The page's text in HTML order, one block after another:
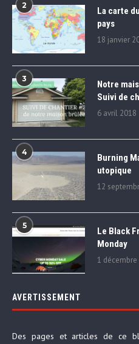
2
La carte
pays
18 janvier
3
Notre
Suivi de
6 avril 2018
4
Burning
utopique
12
5
Le Black
Monday
1 décembre
AVERTISSEMENT
Des pages et articles de ce